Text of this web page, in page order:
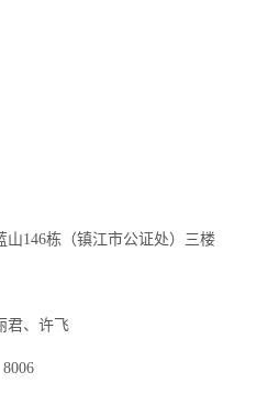
山146栋（镇江市公证处）三楼
君、许飞